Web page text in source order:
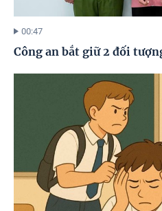
00:47
Công an bắt giữ 2 đối